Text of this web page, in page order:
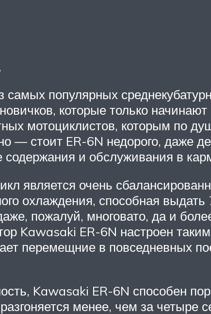
популярных
которые только
мотоциклистов, которым по
— стоит ER-6N недорого, даже
и обслуживания в
является очень
охлаждения, способная
пожалуй, многовато, да и
Kawasaki ER-6N настроен
перемещние в повседневных
Kawasaki ER-6N способен
менее, чем за четыре